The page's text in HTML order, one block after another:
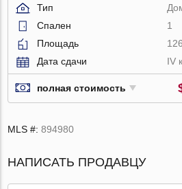
Тип
Спален
1
Площадь
Дата сдачи
IV
полная стоимость
MLS #:894980
НАПИСАТЬ ПРОДАВЦУ